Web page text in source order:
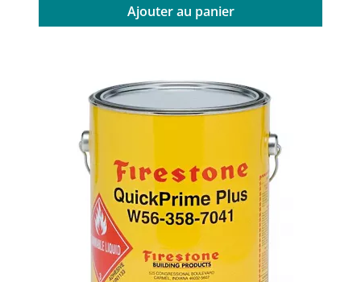
Ajouter au panier